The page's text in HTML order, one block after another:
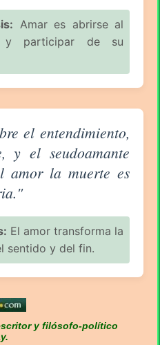
Amar es abrirse al
participar de su
(pág. 80/94) - Rafael
el entendimiento,
y el seudoamante
amor la muerte es
El amor transforma la
sentido y del fin.
y filósofo-político